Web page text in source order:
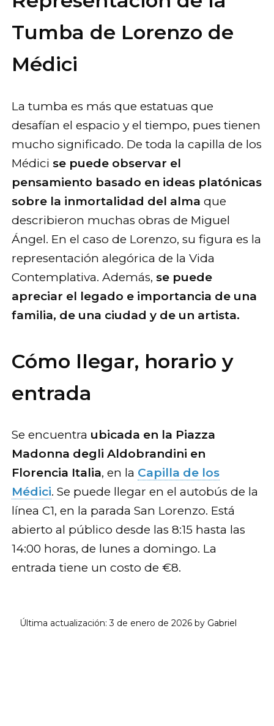
Tumba de Lorenzo de
Médici
La tumba es más que estatuas que
desafían el espacio y el tiempo, pues tienen
mucho significado. De toda la capilla de los
Médici se puede observar el
pensamiento basado en ideas platónicas
sobre la inmortalidad del alma que
describieron muchas obras de Miguel
Ángel. En el caso de Lorenzo, su figura es la
representación alegórica de la Vida
Contemplativa. Además, se puede
apreciar el legado e importancia de una
familia, de una ciudad y de un artista.
Cómo llegar, horario y
entrada
Se encuentra ubicada en la Piazza
Madonna degli Aldobrandini en
Florencia Italia, en la Capilla de los
Médici. Se puede llegar en el autobús de la
línea C1, en la parada San Lorenzo. Está
abierto al público desde las 8:15 hasta las
14:00 horas, de lunes a domingo. La
entrada tiene un costo de €8.
Última actualización:3 de enero de 2026by Gabriel